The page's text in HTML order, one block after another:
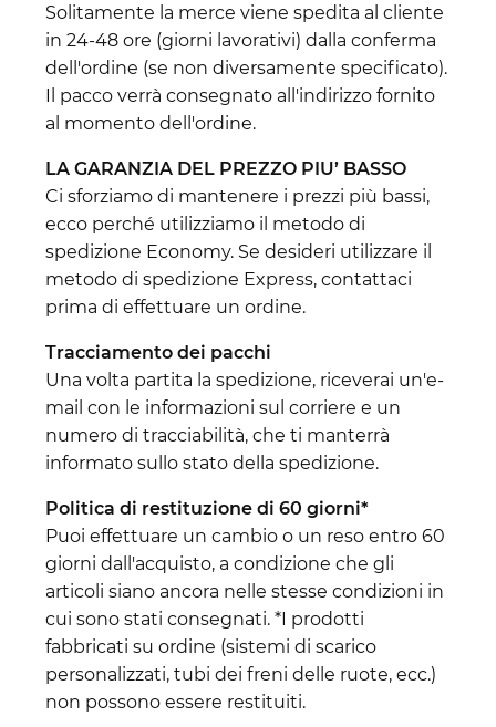
Solitamente la merce viene spedita al cliente
in 24-48 ore (giorni lavorativi) dalla conferma
dell'ordine (se non diversamente specificato).
Il pacco verrà consegnato all'indirizzo fornito
al momento dell'ordine.
LA GARANZIA DEL PREZZO PIU’ BASSO
Ci sforziamo di mantenere i prezzi più bassi,
ecco perché utilizziamo il metodo di
spedizione Economy. Se desideri utilizzare il
metodo di spedizione Express, contattaci
prima di effettuare un ordine.
Tracciamento dei pacchi
Una volta partita la spedizione, riceverai un'e-
mail con le informazioni sul corriere e un
numero di tracciabilità, che ti manterrà
informato sullo stato della spedizione.
Politica di restituzione di 60 giorni*
Puoi effettuare un cambio o un reso entro 60
giorni dall'acquisto, a condizione che gli
articoli siano ancora nelle stesse condizioni in
cui sono stati consegnati. *I prodotti
fabbricati su ordine (sistemi di scarico
personalizzati, tubi dei freni delle ruote, ecc.)
non possono essere restituiti.